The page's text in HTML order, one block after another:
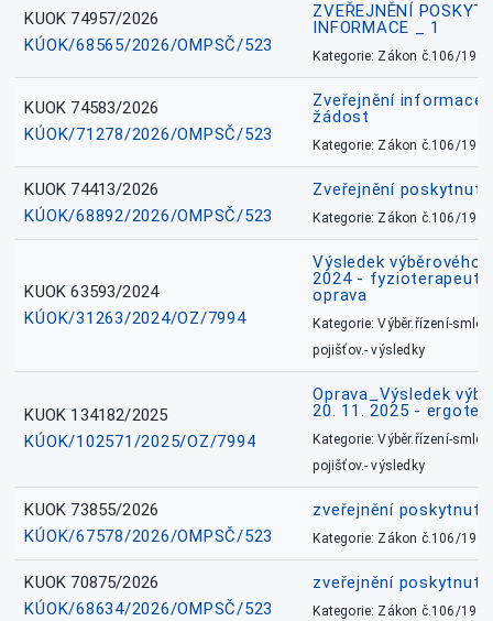
KUOK 74957/2026
KÚOK/68565/2026/OMPSČ/523
ZVEŘEJNĚNÍ
INFORMACE _ 1
Kategorie: Zákon č.106/1999
KUOK 74583/2026
KÚOK/71278/2026/OMPSČ/523
Zveřejnění informace
žádost
Kategorie: Zákon č.106/1999
KUOK 74413/2026
KÚOK/68892/2026/OMPSČ/523
Zveřejnění
Kategorie: Zákon č.106/1999
KUOK 63593/2024
KÚOK/31263/2024/OZ/7994
Výsledek výběrového
2024 - fyzioterapeut,
oprava
Kategorie: Výběr.řízení-
pojišťov.- výsledky
KUOK 134182/2025
KÚOK/102571/2025/OZ/7994
Oprava_Výsledek
20. 11. 2025 -
Kategorie: Výběr.řízení-
pojišťov.- výsledky
KUOK 73855/2026
KÚOK/67578/2026/OMPSČ/523
zveřejnění
Kategorie: Zákon č.106/1999
KUOK 70875/2026
KÚOK/68634/2026/OMPSČ/523
zveřejnění
Kategorie: Zákon č.106/1999